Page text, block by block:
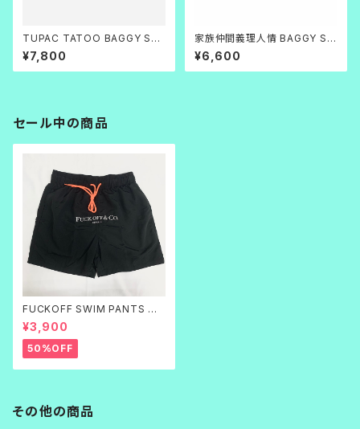
TUPAC TATOO BAGGY SH
ORTS
¥7,800
家族仲間義理人情 BAGGY SH
ORTS
¥6,600
セール中の商品
FUCKOFF SWIM PANTS 黒
刺繍
¥3,900
50%OFF
その他の商品